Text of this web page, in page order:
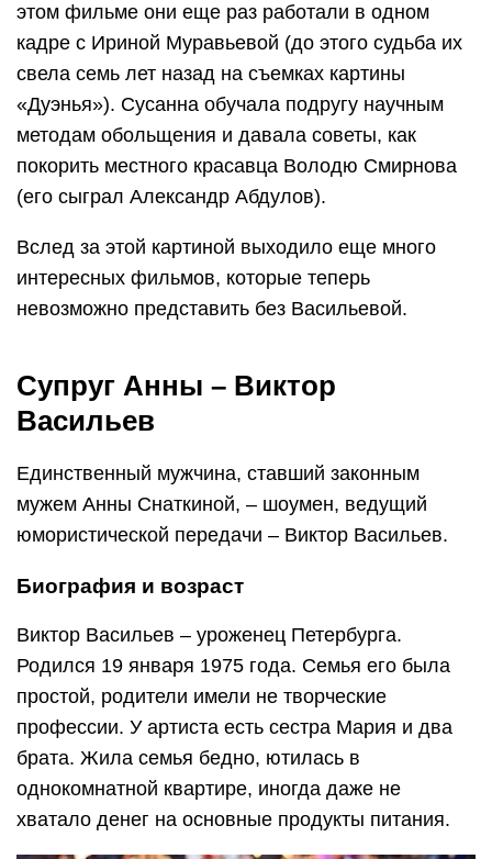
этом фильме они еще раз работали в одном
кадре с Ириной Муравьевой (до этого судьба их
свела семь лет назад на съемках картины
«Дуэнья»). Сусанна обучала подругу научным
методам обольщения и давала советы, как
покорить местного красавца Володю Смирнова
(его сыграл Александр Абдулов).
Вслед за этой картиной выходило еще много
интересных фильмов, которые теперь
невозможно представить без Васильевой.
Супруг Анны – Виктор
Васильев
Единственный мужчина, ставший законным
мужем Анны Снаткиной, – шоумен, ведущий
юмористической передачи – Виктор Васильев.
Биография и возраст
Виктор Васильев – уроженец Петербурга.
Родился 19 января 1975 года. Семья его была
простой, родители имели не творческие
профессии. У артиста есть сестра Мария и два
брата. Жила семья бедно, ютилась в
однокомнатной квартире, иногда даже не
хватало денег на основные продукты питания.